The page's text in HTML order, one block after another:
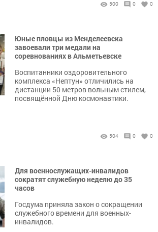
500 0 0
Юные пловцы из Менделеевска
завоевали три медали на
соревнованиях в Альметьевске
Воспитанники оздоровительного
комплекса «Нептун» отличились на
дистанции 50 метров вольным стилем,
посвящённой Дню космонавтики.
504 0 0
Для военнослужащих-инвалидов
сократят служебную неделю до 35
часов
Госдума приняла закон о сокращении
служебного времени для военных-
инвалидов.